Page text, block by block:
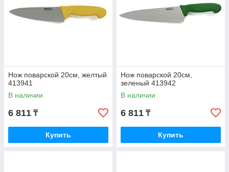
Нож поварской 20см, желтый
413941
В наличии
6 811 ₸
Купить
Нож поварской 20см,
зеленый 413942
В наличии
6 811 ₸
Купить